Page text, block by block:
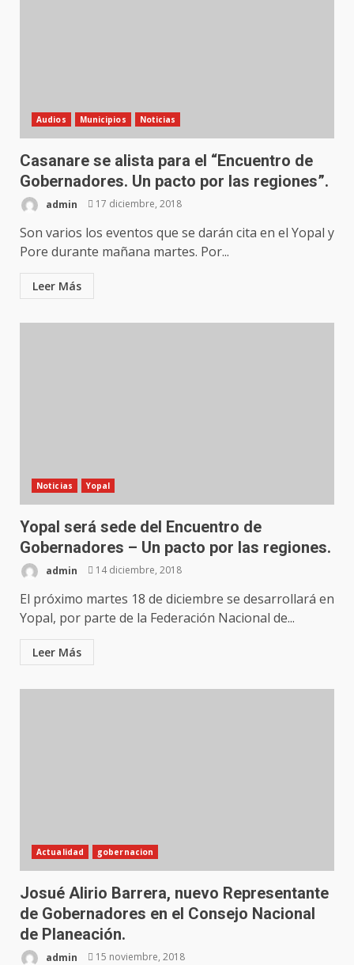
Audios Municipios Noticias
Casanare se alista para el “Encuentro de
Gobernadores. Un pacto por las regiones”.
admin 17 diciembre, 2018
Son varios los eventos que se darán cita en el Yopal y
Pore durante mañana martes. Por...
Leer Más
Noticias Yopal
Yopal será sede del Encuentro de
Gobernadores – Un pacto por las regiones.
admin 14 diciembre, 2018
El próximo martes 18 de diciembre se desarrollará en
Yopal, por parte de la Federación Nacional de...
Leer Más
Actualidad gobernacion
Josué Alirio Barrera, nuevo Representante
de Gobernadores en el Consejo Nacional
de Planeación.
admin 15 noviembre, 2018